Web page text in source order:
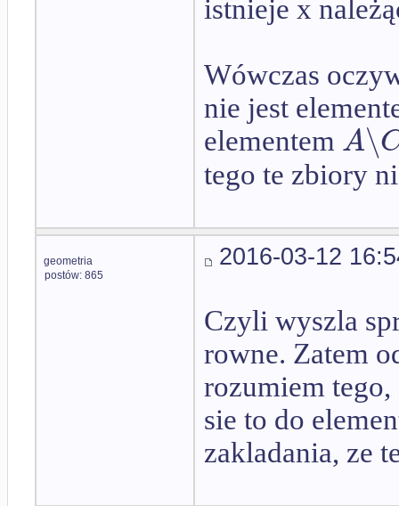
istnieje x
Wówczas
nie jest
elementem A∖
tego te zbiory
geometria
postów: 865
2016-03-12
Czyli wyszla
rowne. Zatem
rozumiem tego,
sie to do
zakladania, ze